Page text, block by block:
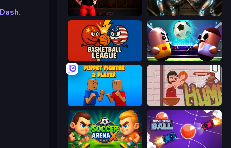
. Axis Football League Striker Dummies
Basketball League Pill Soccer
Puppet Fighter 2 Player Basket Slam Dunk 2